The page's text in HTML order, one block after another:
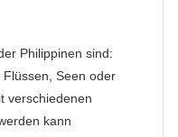
Philippinen sind:
Seen oder
verschiedenen
kann